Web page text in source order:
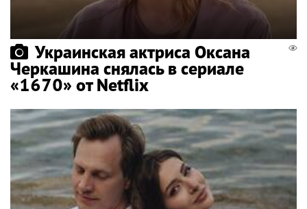
Украинская актриса Оксана
Черкашина снялась в сериале
«1670» от Netflix